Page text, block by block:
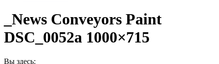
_News Conveyors Paint
DSC_0052a 1000×715
Вы здесь: